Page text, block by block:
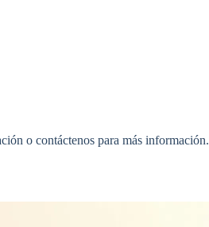
o contáctenos para más información.